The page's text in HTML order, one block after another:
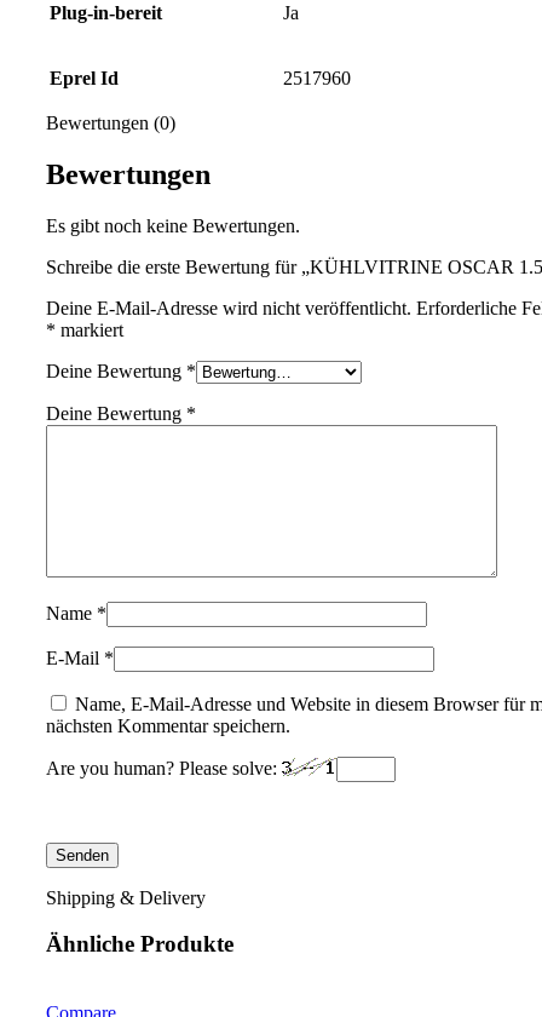
Plug-in-bereit Ja
Eprel Id 2517960
Bewertungen (0)
Bewertungen
Es gibt noch keine Bewertungen.
Schreibe die erste Bewertung für „KÜHLVITRINE OSCAR
Deine E-Mail-Adresse wird nicht veröffentlicht. Erforderliche
* markiert
Deine Bewertung *
Deine Bewertung *
Name *
E-Mail *
Name, E-Mail-Adresse und Website in diesem Browser für
nächsten Kommentar speichern.
Are you human? Please solve:
Shipping & Delivery
Ähnliche Produkte